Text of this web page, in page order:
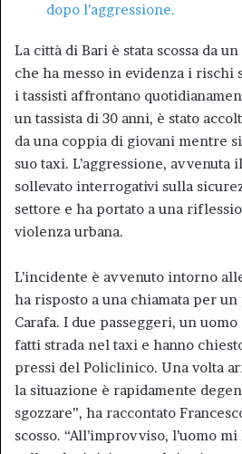
dopo l’aggressione.
La città di Bari è stata scossa da
che ha messo in evidenza i rischi
i tassisti affrontano
un tassista di 30 anni, è stato
da una coppia di giovani mentre
suo taxi. L’aggressione, avvenuta
sollevato interrogativi sulla
settore e ha portato a una
violenza urbana.
L’incidente è avvenuto intorno
ha risposto a una chiamata per un
Carafa. I due passeggeri, un
fatti strada nel taxi e hanno
pressi del Policlinico. Una volta
la situazione è rapidamente
sgozzare”, ha raccontato
scosso. “All’improvviso, l’uomo